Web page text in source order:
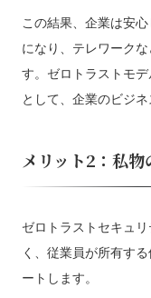
この結果、企業は安
になり、テレワーク
す。ゼロトラストモ
として、企業のビジ
メリット2：私
ゼロトラストセキュ
く、従業員が所有す
ートします。